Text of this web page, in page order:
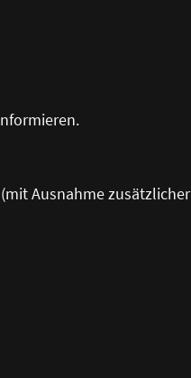
Ausnahme zusätzlicher